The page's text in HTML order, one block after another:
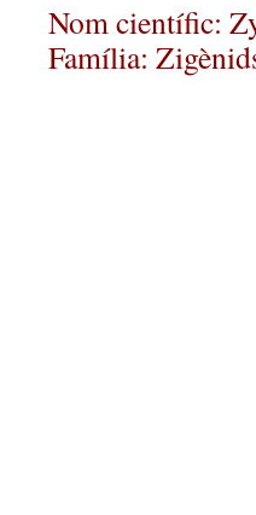
Nom científic:
Família: